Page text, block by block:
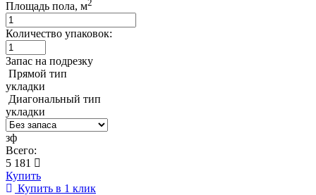
Площадь пола, м2
Количество упаковок:
Запас на подрезку
Прямой тип
укладки
Диагональный тип
укладки
зф
Всего:
5 181
Купить
Купить в 1 клик